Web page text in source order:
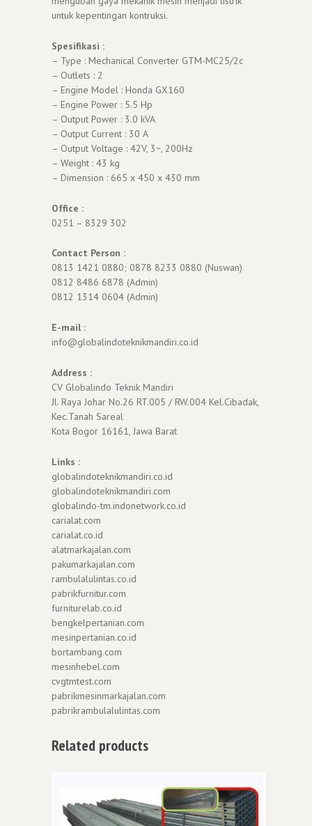
untuk kepentingan kontruksi.
Spesifikasi :
– Type : Mechanical Converter GTM-MC25/2c
– Outlets : 2
– Engine Model : Honda GX160
– Engine Power : 5.5 Hp
– Output Power : 3.0 kVA
– Output Current : 30 A
– Output Voltage : 42V, 3~, 200Hz
– Weight : 43 kg
– Dimension : 665 x 450 x 430 mm
Office :
0251 – 8329 302
Contact Person :
0813 1421 0880; 0878 8233 0880 (Nuswan)
0812 8486 6878 (Admin)
0812 1314 0604 (Admin)
E-mail :
info@globalindoteknikmandiri.co.id
Address :
CV Globalindo Teknik Mandiri
Jl. Raya Johar No.26 RT.005 / RW.004 Kel.Cibadak,
Kec.Tanah Sareal
Kota Bogor 16161, Jawa Barat
Links :
globalindoteknikmandiri.co.id
globalindoteknikmandiri.com
globalindo-tm.indonetwork.co.id
carialat.com
carialat.co.id
alatmarkajalan.com
pakumarkajalan.com
rambulalulintas.co.id
pabrikfurnitur.com
furniturelab.co.id
bengkelpertanian.com
mesinpertanian.co.id
bortambang.com
mesinhebel.com
cvgtmtest.com
pabrikmesinmarkajalan.com
pabrikrambulalulintas.com
Related products